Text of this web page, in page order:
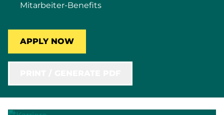
Mitarbeiter-Benefits
APPLY NOW